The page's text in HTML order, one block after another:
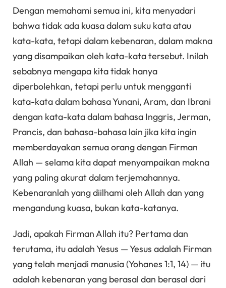
Dengan memahami semua ini, kita menyadari
bahwa tidak ada kuasa dalam suku kata atau
kata-kata, tetapi dalam kebenaran, dalam makna
yang disampaikan oleh kata-kata tersebut. Inilah
sebabnya mengapa kita tidak hanya
diperbolehkan, tetapi perlu untuk mengganti
kata-kata dalam bahasa Yunani, Aram, dan Ibrani
dengan kata-kata dalam bahasa Inggris, Jerman,
Prancis, dan bahasa-bahasa lain jika kita ingin
memberdayakan semua orang dengan Firman
Allah — selama kita dapat menyampaikan makna
yang paling akurat dalam terjemahannya.
Kebenaranlah yang diilhami oleh Allah dan yang
mengandung kuasa, bukan kata-katanya.
Jadi, apakah Firman Allah itu? Pertama dan
terutama, itu adalah Yesus — Yesus adalah Firman
yang telah menjadi manusia (Yohanes 1:1, 14) — itu
adalah kebenaran yang berasal dan berasal dari